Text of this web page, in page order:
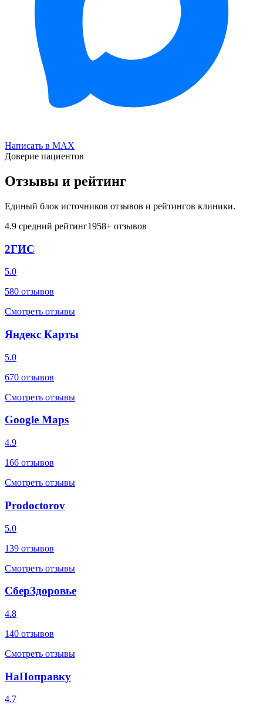
Написать в MAX
Доверие пациентов
Отзывы и рейтинг
Единый блок источников отзывов и рейтингов клиники.
4.9 средний рейтинг1958+ отзывов
2ГИС
5.0
580 отзывов
Смотреть отзывы
Яндекс Карты
5.0
670 отзывов
Смотреть отзывы
Google Maps
4.9
166 отзывов
Смотреть отзывы
Prodoctorov
5.0
139 отзывов
Смотреть отзывы
СберЗдоровье
4.8
140 отзывов
Смотреть отзывы
НаПоправку
4.7